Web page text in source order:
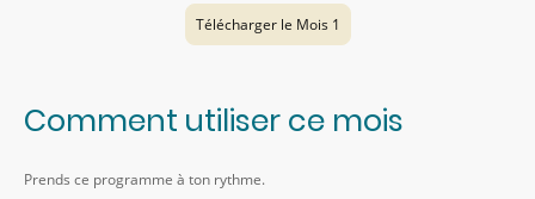
Télécharger le Mois 1
Comment utiliser ce mois
Prends ce programme à ton rythme.